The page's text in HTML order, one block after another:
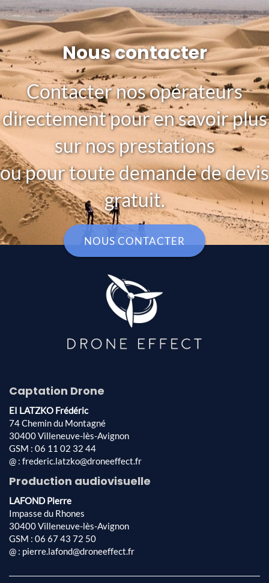
Nous contacter
Contacter nos opérateurs
directement pour en savoir plus
sur nos prestations
ou pour toute demande de devis
gratuit.
NOUS CONTACTER
Captation Drone
EI LATZKO Frédéric
74 Chemin du Montagné
30400 Villeneuve-lès-Avignon
GSM : 06 11 02 32 44
@ : frederic.latzko@droneeffect.fr
Production audiovisuelle
LAFOND Pierre
Impasse du Rhones
30400 Villeneuve-lès-Avignon
GSM : 06 67 43 72 50
@ : pierre.lafond@droneeffect.fr